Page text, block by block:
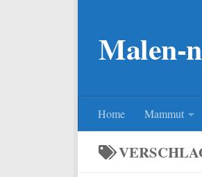
Malen-
Home Mammut